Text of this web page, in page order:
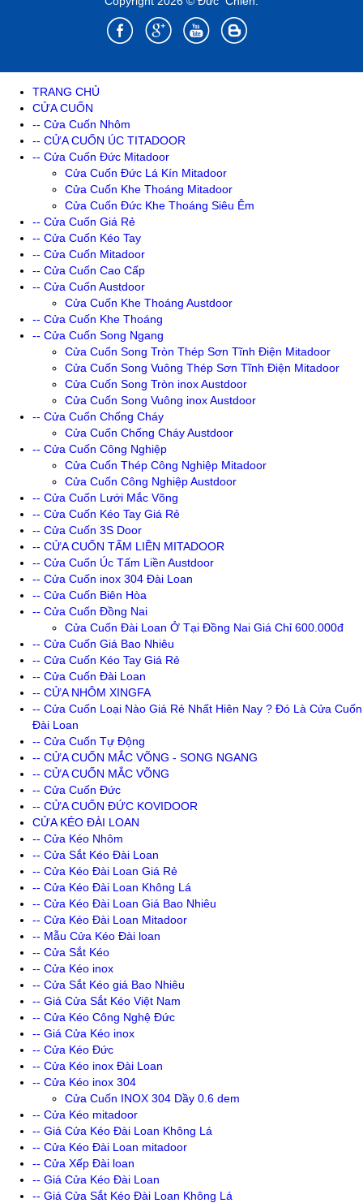
TRANG CHỦ
CỬA CUỐN
-- Cửa Cuốn Nhôm
-- CỬA CUỐN ÚC TITADOOR
-- Cửa Cuốn Đức Mitadoor
Cửa Cuốn Đức Lá Kín Mitadoor
Cửa Cuốn Khe Thoáng Mitadoor
Cửa Cuốn Đức Khe Thoáng Siêu Êm
-- Cửa Cuốn Giá Rẻ
-- Cửa Cuốn Kéo Tay
-- Cửa Cuốn Mitadoor
-- Cửa Cuốn Cao Cấp
-- Cửa Cuốn Austdoor
Cửa Cuốn Khe Thoáng Austdoor
-- Cửa Cuốn Khe Thoáng
-- Cửa Cuốn Song Ngang
Cửa Cuốn Song Tròn Thép Sơn Tĩnh Điện Mitadoor
Cửa Cuốn Song Vuông Thép Sơn Tĩnh Điện Mitadoor
Cửa Cuốn Song Tròn inox Austdoor
Cửa Cuốn Song Vuông inox Austdoor
-- Cửa Cuốn Chống Cháy
Cửa Cuốn Chống Cháy Austdoor
-- Cửa Cuốn Công Nghiệp
Cửa Cuốn Thép Công Nghiệp Mitadoor
Cửa Cuốn Công Nghiệp Austdoor
-- Cửa Cuốn Lưới Mắc Võng
-- Cửa Cuốn Kéo Tay Giá Rẻ
-- Cửa Cuốn 3S Door
-- CỬA CUỐN TẤM LIỀN MITADOOR
-- Cửa Cuốn Úc Tấm Liền Austdoor
-- Cửa Cuốn inox 304 Đài Loan
-- Cửa Cuốn Biên Hòa
-- Cửa Cuốn Đồng Nai
Cửa Cuốn Đài Loan Ở Tại Đồng Nai Giá Chỉ 600.000đ
-- Cửa Cuốn Giá Bao Nhiêu
-- Cửa Cuốn Kéo Tay Giá Rẻ
-- Cửa Cuốn Đài Loan
-- CỬA NHÔM XINGFA
-- Cửa Cuốn Loại Nào Giá Rẻ Nhất Hiên Nay ? Đó Là Cửa Cuốn
Đài Loan
-- Cửa Cuốn Tự Động
-- CỬA CUỐN MẮC VÕNG - SONG NGANG
-- CỬA CUỐN MẮC VÕNG
-- Cửa Cuốn Đức
-- CỬA CUỐN ĐỨC KOVIDOOR
CỬA KÉO ĐÀI LOAN
-- Cửa Kéo Nhôm
-- Cửa Sắt Kéo Đài Loan
-- Cửa Kéo Đài Loan Giá Rẻ
-- Cửa Kéo Đài Loan Không Lá
-- Cửa Kéo Đài Loan Giá Bao Nhiêu
-- Cửa Kéo Đài Loan Mitadoor
-- Mẫu Cửa Kéo Đài loan
-- Cửa Sắt Kéo
-- Cửa Kéo inox
-- Cửa Sắt Kéo giá Bao Nhiêu
-- Giá Cửa Sắt Kéo Việt Nam
-- Cửa Kéo Công Nghệ Đức
-- Giá Cửa Kéo inox
-- Cửa Kéo Đức
-- Cửa Kéo inox Đài Loan
-- Cửa Kéo inox 304
Cửa Cuốn INOX 304 Dầy 0.6 dem
-- Cửa Kéo mitadoor
-- Giá Cửa Kéo Đài Loan Không Lá
-- Cửa Kéo Đài Loan mitadoor
-- Cửa Xếp Đài loan
-- Giá Cửa Kéo Đài Loan
-- Giá Cửa Sắt Kéo Đài Loan Không Lá